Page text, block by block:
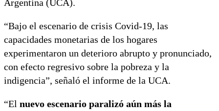
Argentina (UCA).
“Bajo el escenario de crisis Covid-19, las
capacidades monetarias de los hogares
experimentaron un deterioro abrupto y pronunciado,
con efecto regresivo sobre la pobreza y la
indigencia”, señaló el informe de la UCA.
“El nuevo escenario paralizó aún más la